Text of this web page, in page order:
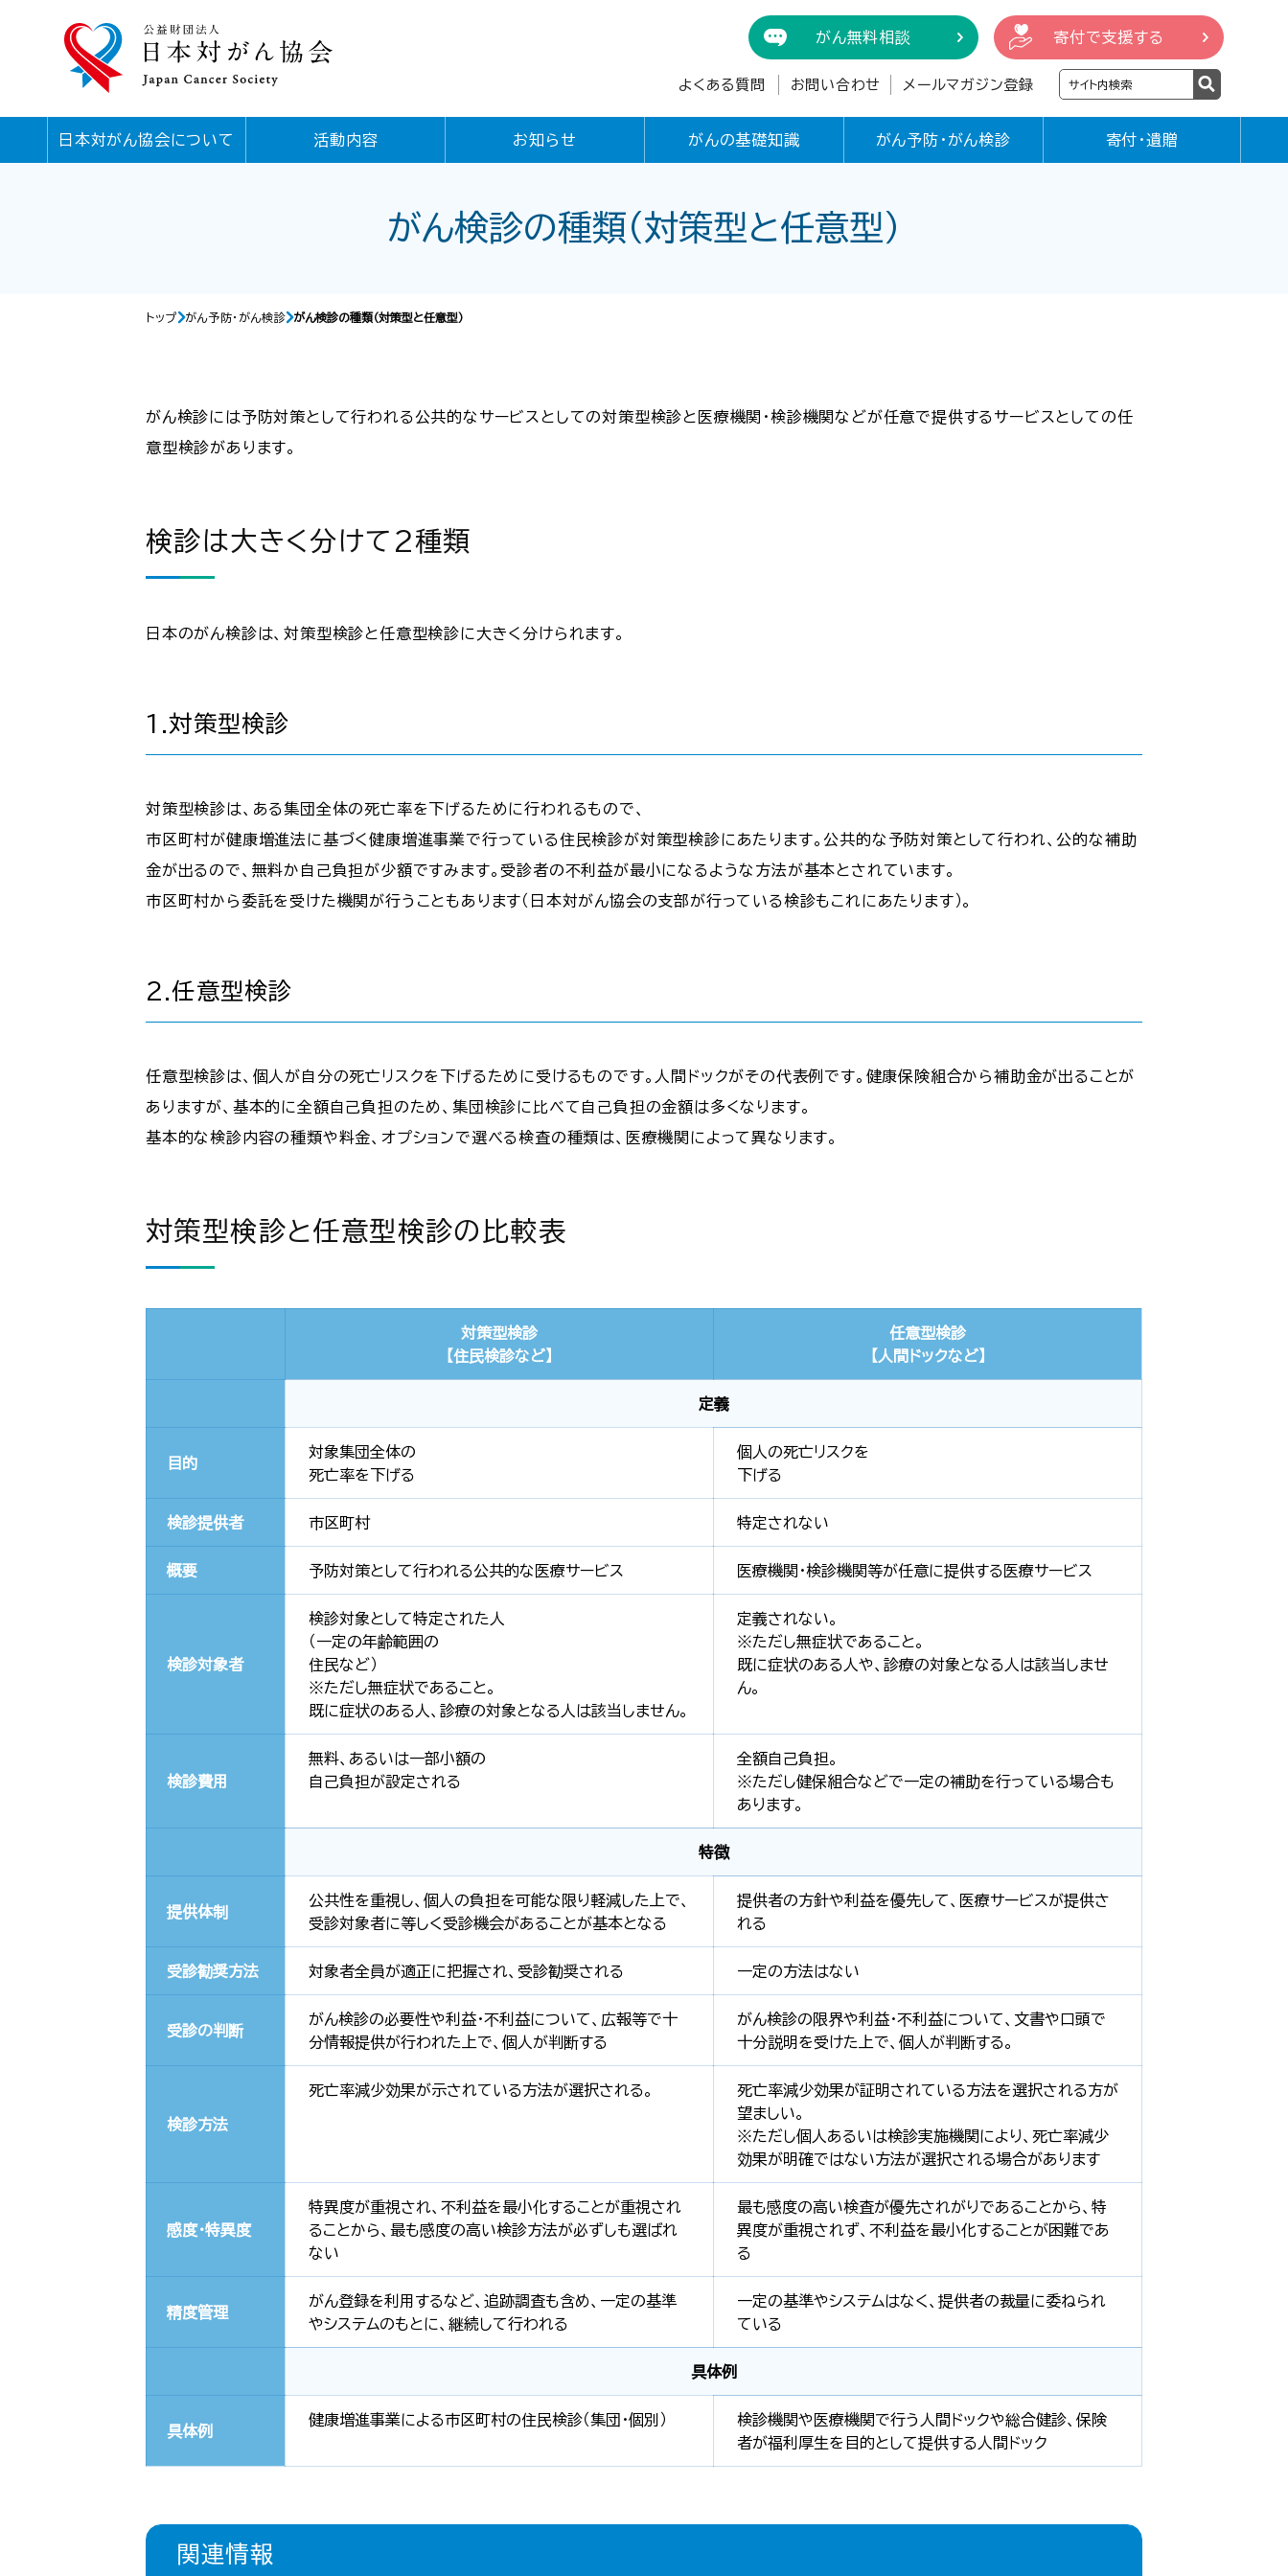
がん無料相談 寄付で支援する
よくある質問 お問い合わせ メールマガジン登録
日本対がん協会について 活動内容 お知らせ がんの基礎知識 がん予防・がん検診 寄付・遺贈
がん検診の種類（対策型と任意型）
トップ がん予防・がん検診 がん検診の種類（対策型と任意型）
がん検診には予防対策として行われる公共的なサービスとしての対策型検診と医療機関・検診機関などが任意で提供するサービスとしての任
意型検診があります。
検診は大きく分けて2種類
日本のがん検診は、対策型検診と任意型検診に大きく分けられます。
1.対策型検診
対策型検診は、ある集団全体の死亡率を下げるために行われるもので、
市区町村が健康増進法に基づく健康増進事業で行っている住民検診が対策型検診にあたります。公共的な予防対策として行われ、公的な補助
金が出るので、無料か自己負担が少額ですみます。受診者の不利益が最小になるような方法が基本とされています。
市区町村から委託を受けた機関が行うこともあります（日本対がん協会の支部が行っている検診もこれにあたります）。
2.任意型検診
任意型検診は、個人が自分の死亡リスクを下げるために受けるものです。人間ドックがその代表例です。健康保険組合から補助金が出ることが
ありますが、基本的に全額自己負担のため、集団検診に比べて自己負担の金額は多くなります。
基本的な検診内容の種類や料金、オプションで選べる検査の種類は、医療機関によって異なります。
対策型検診と任意型検診の比較表
対策型検診
【住民検診など】
任意型検診
【人間ドックなど】
定義
目的
対象集団全体の
死亡率を下げる
個人の死亡リスクを
下げる
検診提供者 市区町村 特定されない
概要 予防対策として行われる公共的な医療サービス 医療機関・検診機関等が任意に提供する医療サービス
検診対象者
検診対象として特定された人
（一定の年齢範囲の
住民など）
※ただし無症状であること。
既に症状のある人、診療の対象となる人は該当しません。
定義されない。
※ただし無症状であること。
既に症状のある人や、診療の対象となる人は該当しませ
ん。
検診費用
無料、あるいは一部小額の
自己負担が設定される
全額自己負担。
※ただし健保組合などで一定の補助を行っている場合も
あります。
特徴
提供体制
公共性を重視し、個人の負担を可能な限り軽減した上で、
受診対象者に等しく受診機会があることが基本となる
提供者の方針や利益を優先して、医療サービスが提供さ
れる
受診勧奨方法 対象者全員が適正に把握され、受診勧奨される 一定の方法はない
受診の判断
がん検診の必要性や利益・不利益について、広報等で十
分情報提供が行われた上で、個人が判断する
がん検診の限界や利益・不利益について、文書や口頭で
十分説明を受けた上で、個人が判断する。
検診方法
死亡率減少効果が示されている方法が選択される。
死亡率減少効果が証明されている方法を選択される方が
望ましい。
※ただし個人あるいは検診実施機関により、死亡率減少
効果が明確ではない方法が選択される場合があります
感度・特異度
特異度が重視され、不利益を最小化することが重視され
ることから、最も感度の高い検診方法が必ずしも選ばれ
ない
最も感度の高い検査が優先されがりであることから、特
異度が重視されず、不利益を最小化することが困難であ
る
精度管理
がん登録を利用するなど、追跡調査も含め、一定の基準
やシステムのもとに、継続して行われる
一定の基準やシステムはなく、提供者の裁量に委ねられ
ている
具体例
具体例
健康増進事業による市区町村の住民検診（集団・個別）
検診機関や医療機関で行う人間ドックや総合健診、保険
者が福利厚生を目的として提供する人間ドック
関連情報